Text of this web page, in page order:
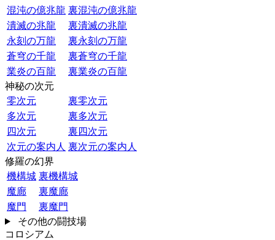
混沌の億兆龍 裏混沌の億兆龍
潰滅の兆龍
裏潰滅の兆龍
永刻の万龍
裏永刻の万龍
蒼穹の千龍
裏蒼穹の千龍
業炎の百龍
裏業炎の百龍
神秘の次元
零次元
裏零次元
多次元
裏多次元
四次元
裏四次元
次元の案内人 裏次元の案内人
修羅の幻界
機構城 裏機構城
魔廊
裏魔廊
魔門
裏魔門
その他の闘技場
コロシアム